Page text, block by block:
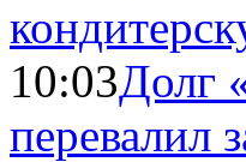
10:03Долг
перевалил